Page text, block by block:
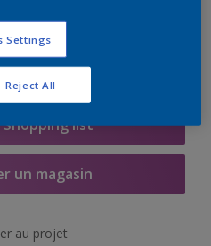
à la vente en ligne et ne
magasins sélectionnés.
list
un magasin
au projet
Settings
Reject All